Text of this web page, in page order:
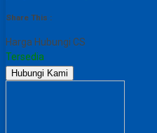
Share This :
Harga Hubungi CS
Tersedia
Hubungi Kami